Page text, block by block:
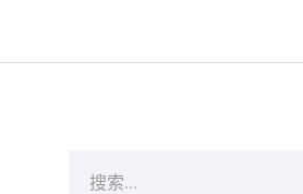
搜索...